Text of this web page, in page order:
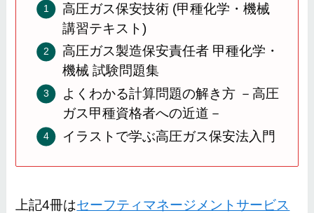
高圧ガス保安技術 (甲種化学・機械
講習テキスト)
高圧ガス製造保安責任者 甲種化学・
機械 試験問題集
よくわかる計算問題の解き方 －高圧
ガス甲種資格者への近道－
イラストで学ぶ高圧ガス保安法入門
上記4冊はセーフティマネージメントサービス